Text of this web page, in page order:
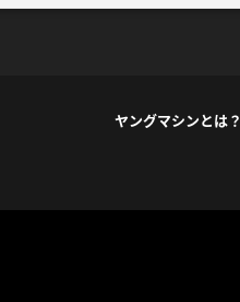
ヤングマシンとは？